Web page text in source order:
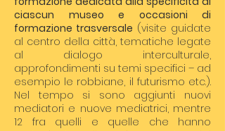
ciascun museo e occasioni di
formazione trasversale (visite guidate
al centro della città, tematiche legate
al dialogo interculturale,
approfondimenti su temi specifici – ad
esempio le robbiane, il futurismo etc.).
Nel tempo si sono aggiunti nuovi
mediatori e nuove mediatrici, mentre
12 fra quelli e quelle che hanno